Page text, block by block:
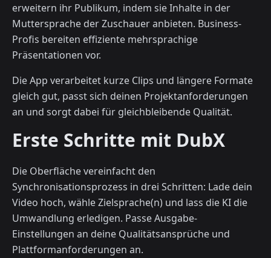
erweitern ihr Publikum, indem sie Inhalte in der
Muttersprache der Zuschauer anbieten. Business-
Profis bereiten effiziente mehrsprachige
Präsentationen vor.
Die App verarbeitet kurze Clips und längere Formate
gleich gut, passt sich deinen Projektanforderungen
an und sorgt dabei für gleichbleibende Qualität.
Erste Schritte mit DubX
Die Oberfläche vereinfacht den
Synchronisationsprozess in drei Schritten: Lade dein
Video hoch, wähle Zielsprache(n) und lass die KI die
Umwandlung erledigen. Passe Ausgabe-
Einstellungen an deine Qualitätsansprüche und
Plattformanforderungen an.